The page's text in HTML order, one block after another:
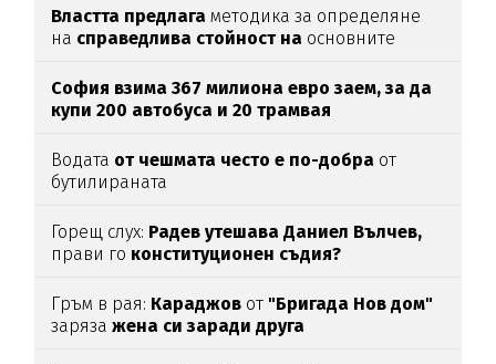
Властта предлага методика за определяне
на справедлива стойност на основните
София взима 367 милиона евро заем, за да
купи 200 автобуса и 20 трамвая
Водата от чешмата често е по-добра от
бутилираната
Горещ слух: Радев утешава Даниел Вълчев,
прави го конституционен съдия?
Гръм в рая: Караджов от "Бригада Нов дом"
зарязажена си заради друга